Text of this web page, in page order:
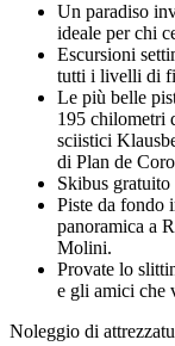
Un paradiso
ideale per chi
Escursioni
tutti i livelli di
Le più belle
195 chilometri
sciistici
di Plan de
Skibus gratuito
Piste da fondo
panoramica a
Molini.
Provate lo
e gli amici che
Noleggio di